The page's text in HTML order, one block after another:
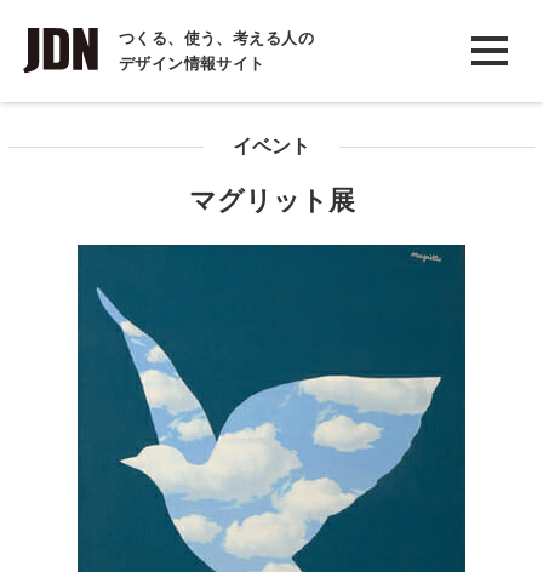
つくる、使う、考える人の
デザイン情報サイト
INTERVIEW
インタビュー
イベント
マグリット展